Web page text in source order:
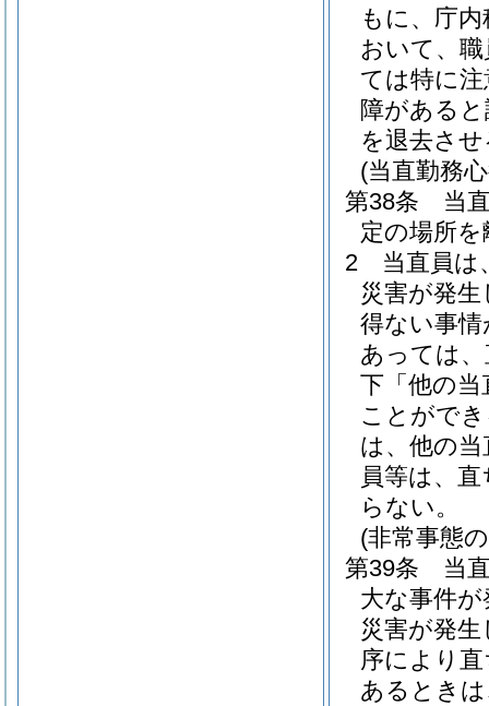
もに、庁
おいて、
ては特に
障がある
を退去さ
(当直勤務
第38条
当
定の場所
2
当直員は
災害が発
得ない事
あっては
下「他の
ことがで
は、他の
員等は、
らない。
(非常事態
第39条
当
大な事件
災害が発
序により
あるとき